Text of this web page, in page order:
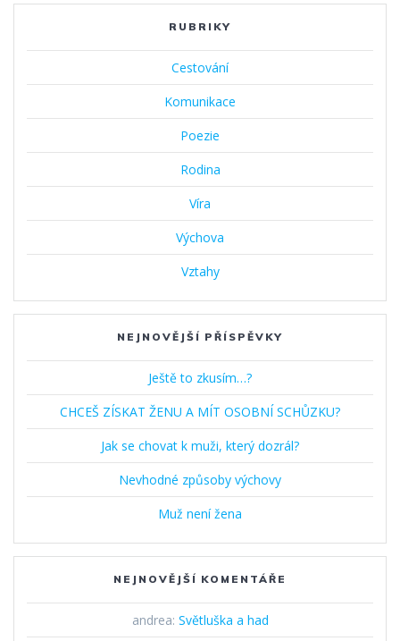
RUBRIKY
Cestování
Komunikace
Poezie
Rodina
Víra
Výchova
Vztahy
NEJNOVĚJŠÍ PŘÍSPĚVKY
Ještě to zkusím…?
CHCEŠ ZÍSKAT ŽENU A MÍT OSOBNÍ SCHŮZKU?
Jak se chovat k muži, který dozrál?
Nevhodné způsoby výchovy
Muž není žena
NEJNOVĚJŠÍ KOMENTÁŘE
andrea: Světluška a had